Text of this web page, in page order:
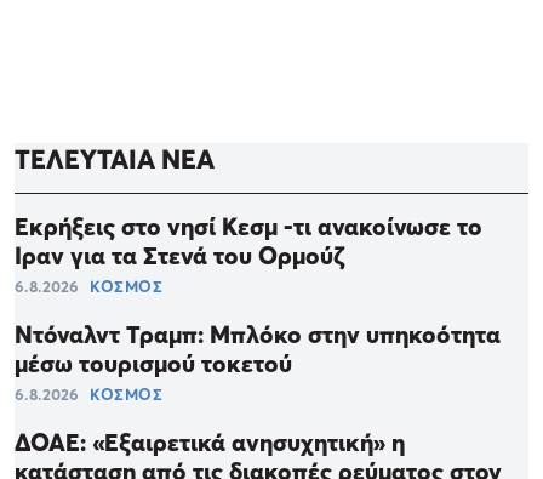
ΤΕΛΕΥΤΑΙΑ ΝΕΑ
Εκρήξεις στο νησί Κεσμ -τι ανακοίνωσε το
Ιραν για τα Στενά του Ορμούζ
6.8.2026 ΚΟΣΜΟΣ
Ντόναλντ Τραμπ: Μπλόκο στην υπηκοότητα
μέσω τουρισμού τοκετού
6.8.2026 ΚΟΣΜΟΣ
ΔΟΑΕ: «Εξαιρετικά ανησυχητική» η
κατάσταση από τις διακοπές ρεύματος στον